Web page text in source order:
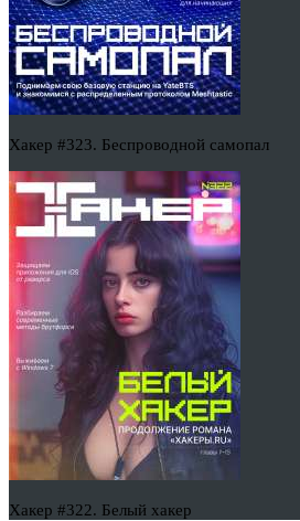
Хакер #323. Беспроводной самопал
Хакер #322. Белый хакер